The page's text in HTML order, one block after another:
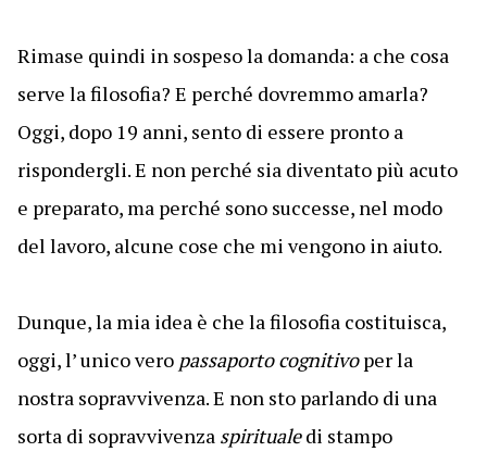
Rimase quindi in sospeso la domanda: a che cosa
serve la filosofia? E perché dovremmo amarla?
Oggi, dopo 19 anni, sento di essere pronto a
rispondergli. E non perché sia diventato più acuto
e preparato, ma perché sono successe, nel modo
del lavoro, alcune cose che mi vengono in aiuto.
Dunque, la mia idea è che la filosofia costituisca,
oggi, l’ unico vero passaporto cognitivoper la
nostra sopravvivenza. E non sto parlando di una
sorta di sopravvivenza spiritualedi stampo